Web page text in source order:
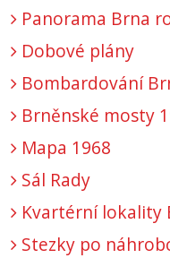
Panorama Brna
Dobové plány
Bombardování
Brněnské mosty
Mapa 1968
Sál Rady
Kvartérní lokality
Stezky po